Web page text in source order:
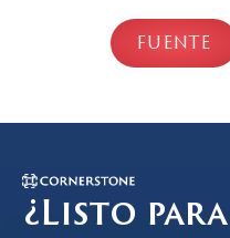
FUENTE
¿Listo para